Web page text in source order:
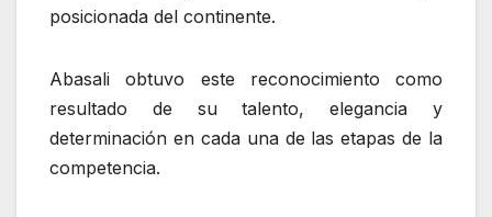
posicionada del continente.
Abasali obtuvo este reconocimiento como
resultado de su talento, elegancia y
determinación en cada una de las etapas de la
competencia.